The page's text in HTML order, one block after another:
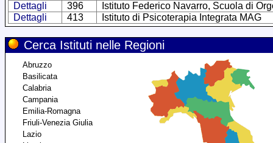
Dettagli
396
Istituto Federico Navarro, Scuola di
Dettagli
413 Istituto di Psicoterapia Integrata MAG
Cerca Istituti nelle Regioni
Abruzzo
Basilicata
Calabria
Campania
Emilia-Romagna
Friuli-Venezia Giulia
Lazio